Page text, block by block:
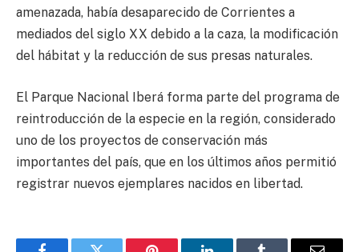
amenazada, había desaparecido de Corrientes a
mediados del siglo XX debido a la caza, la modificación
del hábitat y la reducción de sus presas naturales.
El Parque Nacional Iberá forma parte del programa de
reintroducción de la especie en la región, considerado
uno de los proyectos de conservación más
importantes del país, que en los últimos años permitió
registrar nuevos ejemplares nacidos en libertad.